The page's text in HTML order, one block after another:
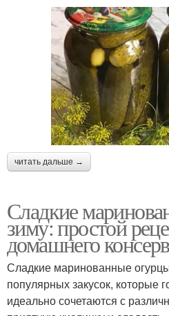
читать дальше →
Сладкие
зиму: простой
домашнего
Сладкие маринованные
популярных закусок, которые
идеально сочетаются с